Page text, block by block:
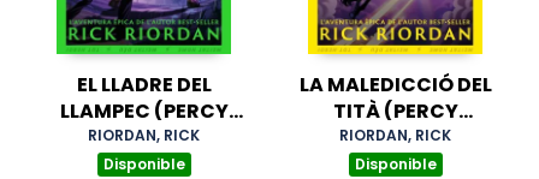
EL LLADRE DEL
LLAMPEC (PERCY
JACKSON I ELS DÉUS
DE L'OLIMP 1)
RIORDAN, RICK
Disponible
LA MALEDICCIÓ DEL
TITÀ (PERCY
JACKSON I ELS DÉUS
DE L'OLIMP 3)
RIORDAN, RICK
Disponible